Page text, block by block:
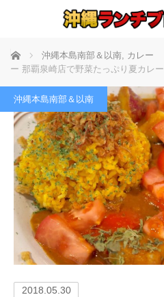
ホーム 沖縄本島南部＆以南, カレー
ー 那覇泉崎店で野菜たっぷり夏カレー
沖縄本島南部＆以南
2018.05.30